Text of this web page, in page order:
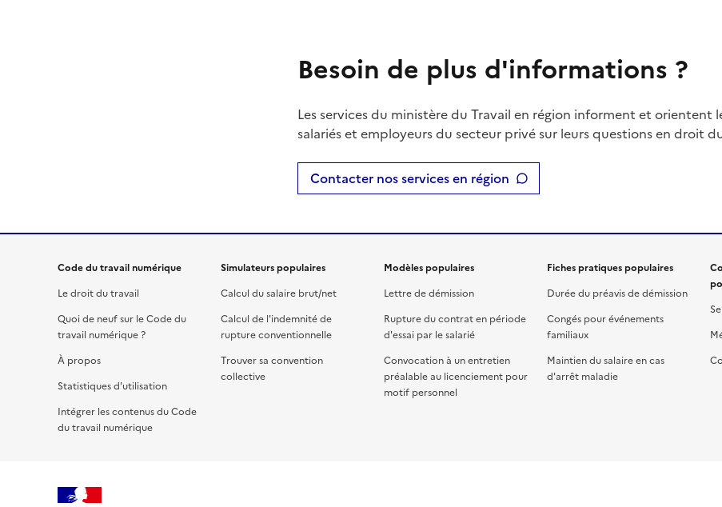
Besoin de plus d'informations ?
Les services du ministère du Travail en région informent et orientent
salariés et employeurs du secteur privé sur leurs questions en droit
Contacter nos services en région
Code du travail numérique
Le droit du travail
Quoi de neuf sur le Code du
travail numérique ?
À propos
Statistiques d'utilisation
Intégrer les contenus du Code
du travail numérique
Simulateurs populaires
Calcul du salaire brut/net
Calcul de l'indemnité de
rupture conventionnelle
Trouver sa convention
collective
Modèles populaires
Lettre de démission
Rupture du contrat en période
d'essai par le salarié
Convocation à un entretien
préalable au licenciement pour
motif personnel
Fiches pratiques populaires
Durée du préavis de démission
Congés pour événements
familiaux
Maintien du salaire en cas
d'arrêt maladie